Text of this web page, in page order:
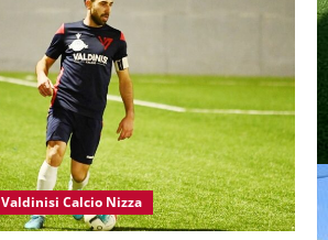
Valdinisi Calcio Nizza